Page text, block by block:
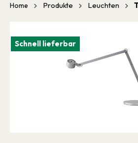
Home Produkte Leuchten
Schnell lieferbar